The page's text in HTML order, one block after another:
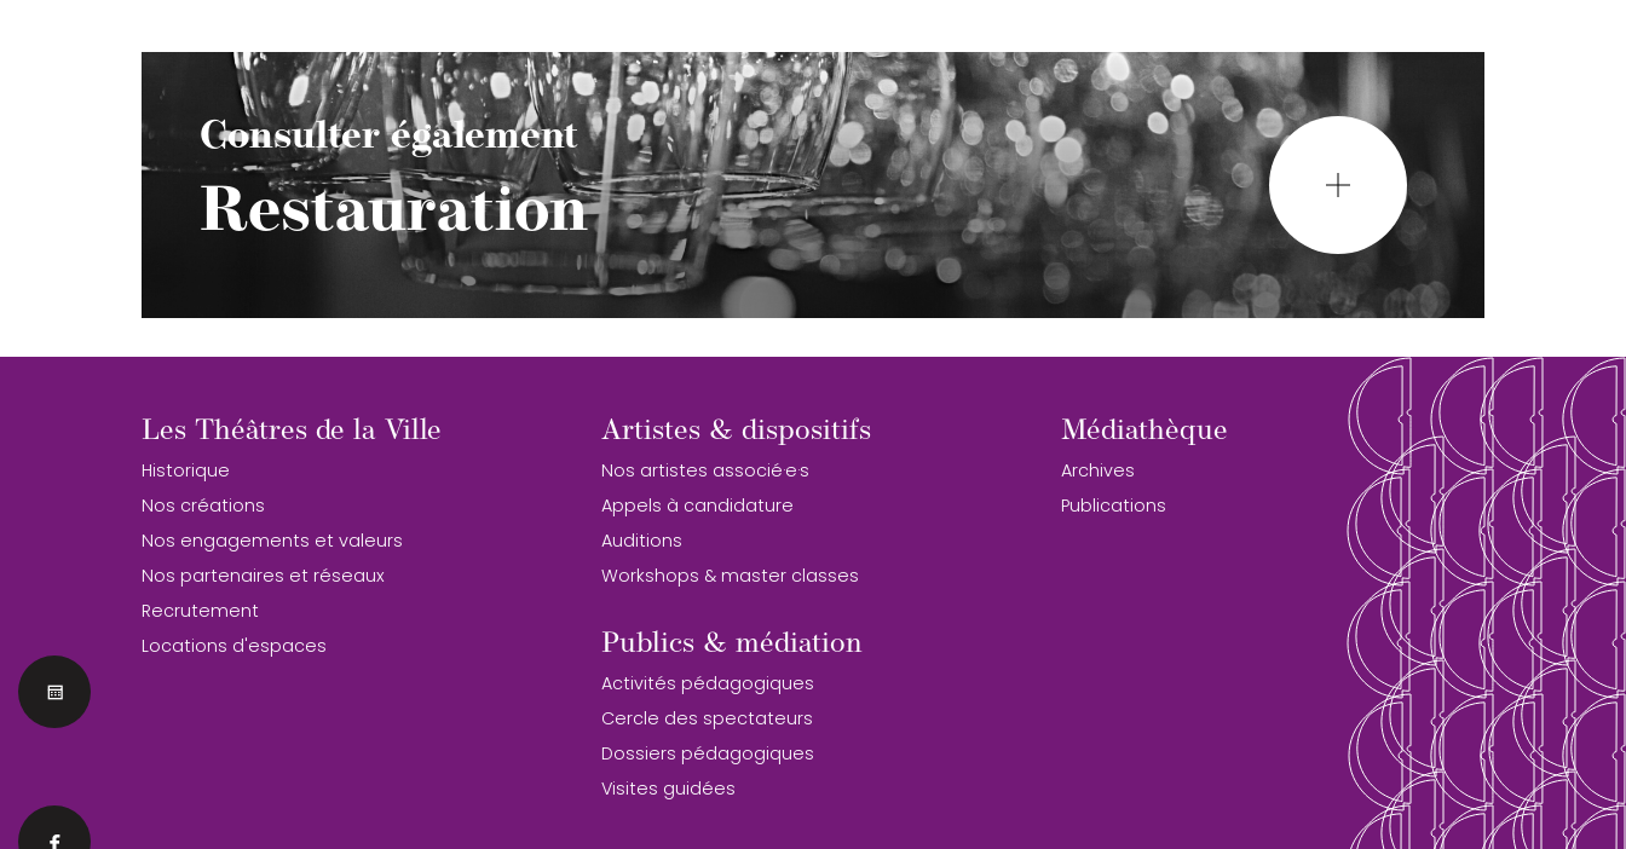
Consulter également
Restauration
Les Théâtres de la Ville
Historique
Nos créations
Nos engagements et valeurs
Nos partenaires et réseaux
Recrutement
Locations d'espaces
Artistes & dispositifs
Nos artistes associé·e·s
Appels à candidature
Auditions
Workshops & master classes
Publics & médiation
Activités pédagogiques
Cercle des spectateurs
Dossiers pédagogiques
Visites guidées
Médiathèque
Archives
Publications